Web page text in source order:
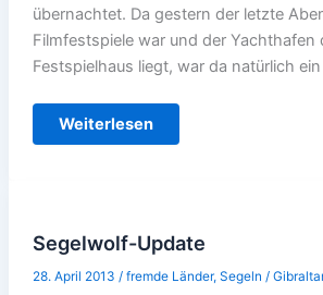
übernachtet. Da gestern der letzte
Filmfestspiele war und der Yachthafen
Festspielhaus liegt, war da natürlich ein
Mal
Weiterlesen
Segelwolf-Update
28. April 2013 / fremde Länder, Segeln / Gibraltar